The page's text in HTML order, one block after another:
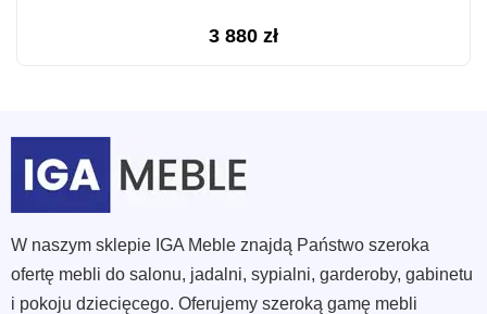
3 880 zł
W naszym sklepie IGA Meble znajdą Państwo szeroka
ofertę mebli do salonu, jadalni, sypialni, garderoby, gabinetu
i pokoju dziecięcego. Oferujemy szeroką gamę mebli